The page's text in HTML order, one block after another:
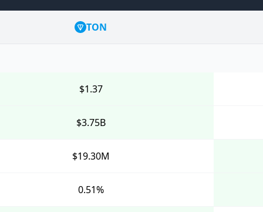
TON
$1.37
$3.75B
$19.30M
0.51%